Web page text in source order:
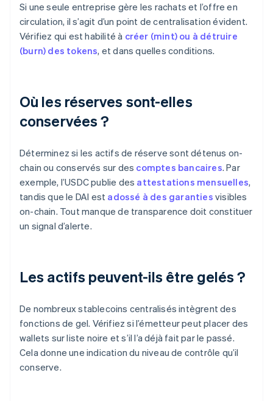
Si une seule entreprise gère les rachats et l’offre en
circulation, il s’agit d’un point de centralisation évident.
Vérifiez qui est habilité à créer (mint) ou à détruire
(burn) des tokens, et dans quelles conditions.
Où les réserves sont-elles
conservées ?
Déterminez si les actifs de réserve sont détenus on-
chain ou conservés sur des comptes bancaires. Par
exemple, l’USDC publie des attestations mensuelles,
tandis que le DAI est adossé à des garanties visibles
on-chain. Tout manque de transparence doit constituer
un signal d’alerte.
Les actifs peuvent-ils être gelés ?
De nombreux stablecoins centralisés intègrent des
fonctions de gel. Vérifiez si l’émetteur peut placer des
wallets sur liste noire et s’il l’a déjà fait par le passé.
Cela donne une indication du niveau de contrôle qu’il
conserve.